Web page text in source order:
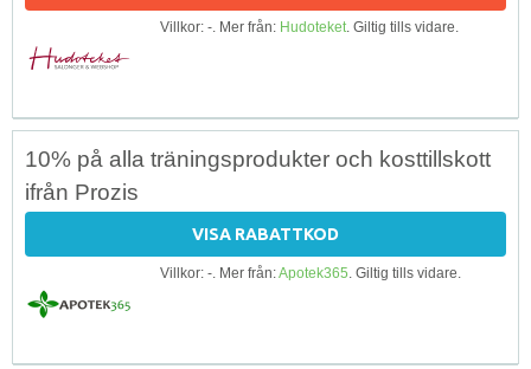
Villkor: -. Mer från: Hudoteket. Giltig tills vidare.
10% på alla träningsprodukter och kosttillskott
ifrån Prozis
VISA RABATTKOD
Villkor: -. Mer från:Apotek365. Giltig tills vidare.